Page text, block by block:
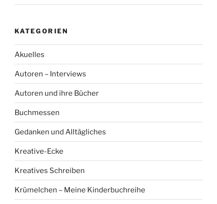
KATEGORIEN
Akuelles
Autoren – Interviews
Autoren und ihre Bücher
Buchmessen
Gedanken und Alltägliches
Kreative-Ecke
Kreatives Schreiben
Krümelchen – Meine Kinderbuchreihe